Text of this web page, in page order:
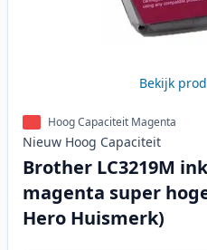
Bekijk
Hoog Capaciteit Magenta
Nieuw Hoog Capaciteit
Brother LC3219M
magenta super
Hero Huismerk)